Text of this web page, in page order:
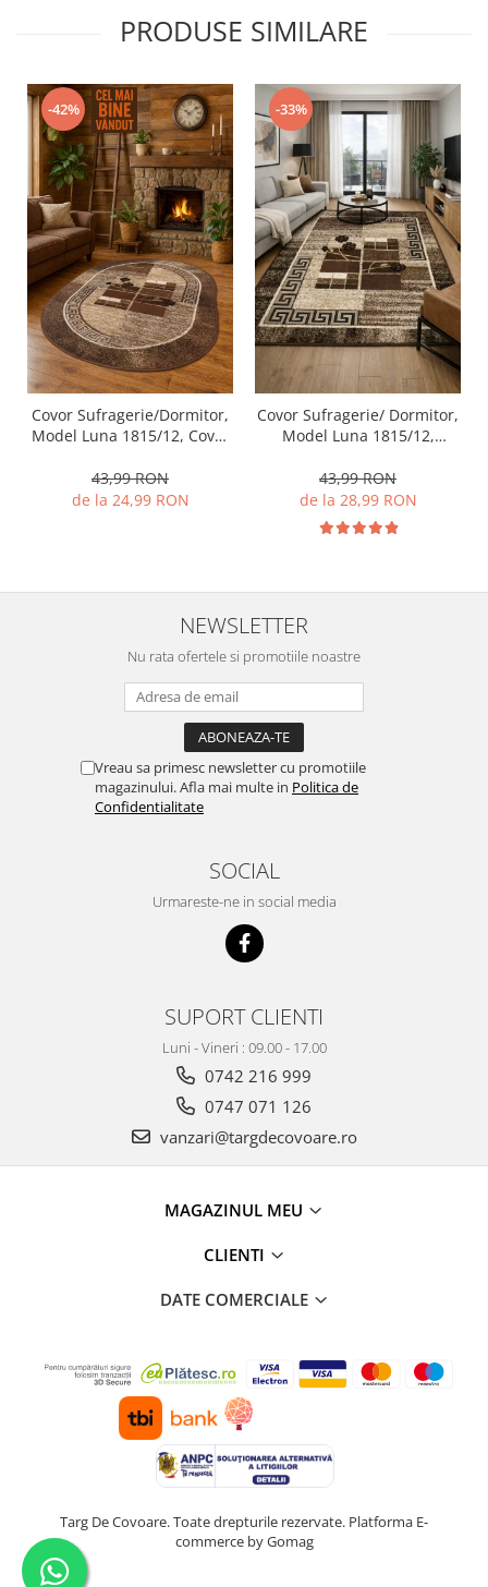
PRODUSE SIMILARE
-42%
Covor Sufragerie/Dormitor,
Model Luna 1815/12, Covor
43,99 RON
de la 24,99 RON
-33%
Covor Sufragerie/ Dormitor,
Model Luna 1815/12,
43,99 RON
de la 28,99 RON
NEWSLETTER
Nu rata ofertele si promotiile noastre
Vreau sa primesc newsletter cu promotiile
magazinului. Afla mai multe in Politica de
Confidentialitate
SOCIAL
Urmareste-ne in social media
SUPORT CLIENTI
Luni - Vineri : 09.00 - 17.00
0742 216 999
0747 071 126
vanzari@targdecovoare.ro
MAGAZINUL MEU
CLIENTI
DATE COMERCIALE
Targ De Covoare. Toate drepturile rezervate. Platforma E-
commerce by Gomag